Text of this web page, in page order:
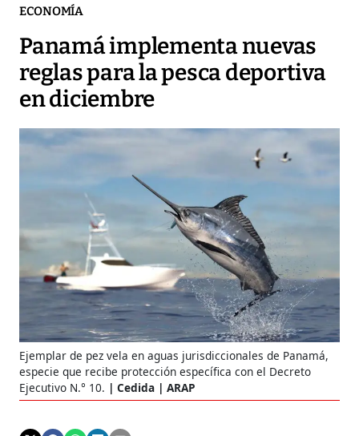
ECONOMÍA
Panamá implementa nuevas
reglas para la pesca deportiva
en diciembre
Ejemplar de pez vela en aguas jurisdiccionales de Panamá,
especie que recibe protección específica con el Decreto
Ejecutivo N.° 10.
Cedida | ARAP